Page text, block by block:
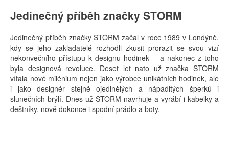
Jedinečný příběh značky STORM
Jedinečný příběh značky STORM začal v roce 1989 v Londýně,
kdy se jeho zakladatelé rozhodli zkusit prorazit se svou vizí
nekonvečního přístupu k designu hodinek – a nakonec z toho
byla designová revoluce. Deset let nato už značka STORM
vítala nové milénium nejen jako výrobce unikátních hodinek, ale
i jako designér stejně ojedinělých a nápaditých šperků i
slunečních brýlí. Dnes už STORM navrhuje a vyrábí i kabelky a
deštníky, nově dokonce i spodní prádlo a boty.